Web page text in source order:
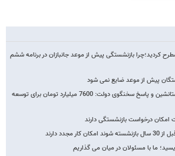
کردید؛چرا بازنشستگی پیش از موعد جانبازان در برنامه ششم
پیش از موعد ضایع نمی شود
مشکلات مردم روستانشین و پاسخ سخنگوی دولت: 7600 میلیارد تومان برای توسعه
امکان درخواست بازنشستگی دارند
مجدد دارند
ما با مسئولان در میان می گذاریم